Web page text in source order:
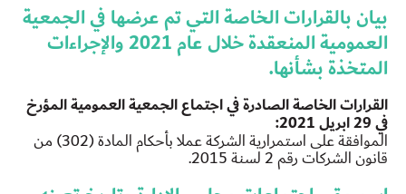
بيان بالقرارات الخاصة التي تم عرضها في الجمعية
العمومية المنعقدة خلال عام 2021 والإجراءات
المتخذة بشأنها.
القرارات الخاصة الصادرة في اجتماع الجمعية العمومية المؤرخ
في 29 ابريل 2021:
الموافقة على استمرارية الشركة عملا بأحكام المادة (302) من
قانون الشركات رقم 2 لسنة 2015.